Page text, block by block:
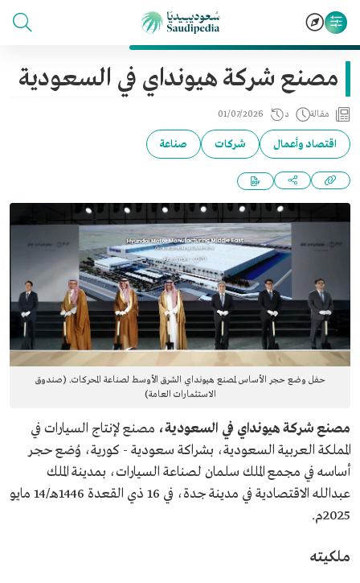
مصنع شركة هيونداي في السعودية
مقالة د 01/07/2026
اقتصاد وأعمال شركات صناعة
حفل وضع حجر الأساس لمصنع هيونداي الشرق الأوسط لصناعة المحركات. (صندوق
الاستثمارات العامة)
مصنع شركة هيونداي في السعودية، مصنع لإنتاج السيارات في
المملكة العربية السعودية، بشراكة سعودية - كورية، وُضع حجر
أساسه في مجمع الملك سلمان لصناعة السيارات، بمدينة الملك
عبدالله الاقتصادية في مدينة جدة، في 16 ذي القعدة 1446هـ/14 مايو
2025م.
ملكيته